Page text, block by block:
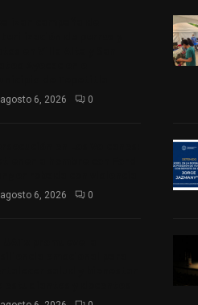
agosto 6, 2026 0
agosto 6, 2026 0